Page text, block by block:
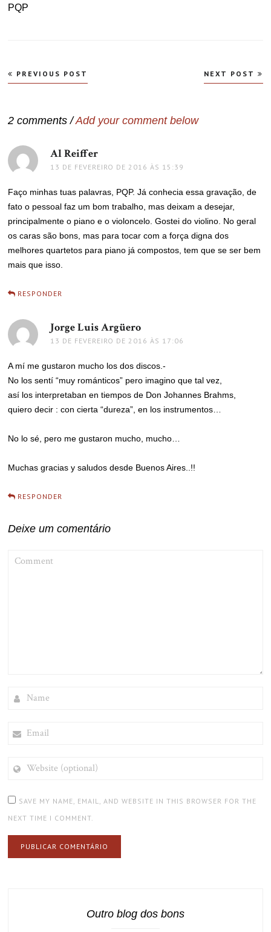
PQP
Navegação
de
PREVIOUS POST NEXT POST
2 comments /Add your comment below
Al Reiffer
13 DE FEVEREIRO DE 2016 ÀS 15:39
Faço minhas tuas palavras, PQP. Já conhecia essa gravação, de
fato o pessoal faz um bom trabalho, mas deixam a desejar,
principalmente o piano e o violoncelo. Gostei do violino. No geral
os caras são bons, mas para tocar com a força digna dos
melhores quartetos para piano já compostos, tem que se ser bem
mais que isso.
RESPONDER
Jorge Luis Argüero
13 DE FEVEREIRO DE 2016 ÀS 17:06
A mí me gustaron mucho los dos discos.-
No los sentí “muy románticos” pero imagino que tal vez,
así los interpretaban en tiempos de Don Johannes Brahms,
quiero decir : con cierta “dureza”, en los instrumentos…
No lo sé, pero me gustaron mucho, mucho…
Muchas gracias y saludos desde Buenos Aires..!!
RESPONDER
Deixe um comentário
(OPTIONAL)
SAVE MY NAME, EMAIL, AND WEBSITE IN THIS BROWSER FOR THE
NEXT TIME I COMMENT.
Outro blog dos bons